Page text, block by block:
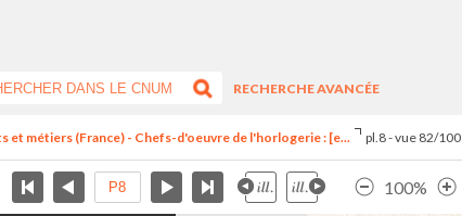
RECHERCHE AVANCÉE
et métiers (France) - Chefs-d'oeuvre de l'horlogerie : [e... pl.8 - vue 82/100
100%